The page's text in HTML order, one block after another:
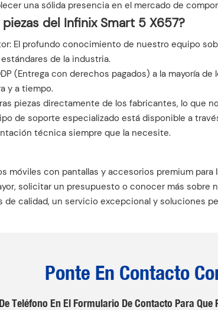
una sólida presencia en el mercado de
del Infinix Smart 5 X657?
El profundo conocimiento de nuestro equipo
de la industria.
(Entrega con derechos pagados) a la mayoría
y a tiempo.
piezas directamente de los fabricantes, lo que
de soporte especializado está disponible a
técnica siempre que la necesite.
móviles con pantallas y accesorios premium
solicitar un presupuesto o conocer más sobre
calidad, un servicio excepcional y soluciones
Ponte En Contacto
Teléfono En El Formulario De Contacto Para